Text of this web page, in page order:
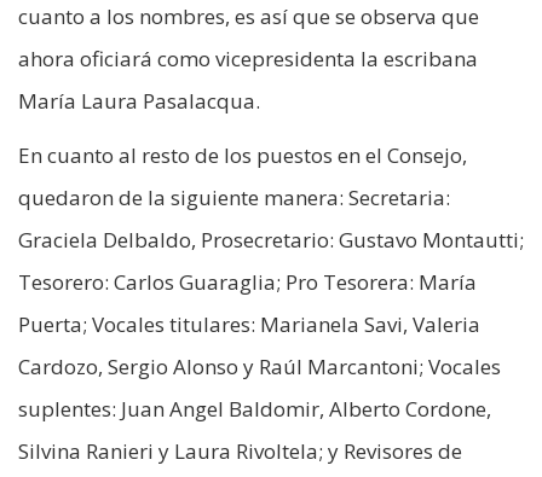
cuanto a los nombres, es así que se observa que
ahora oficiará como vicepresidenta la escribana
María Laura Pasalacqua.
En cuanto al resto de los puestos en el Consejo,
quedaron de la siguiente manera: Secretaria:
Graciela Delbaldo, Prosecretario: Gustavo Montautti;
Tesorero: Carlos Guaraglia; Pro Tesorera: María
Puerta; Vocales titulares: Marianela Savi, Valeria
Cardozo, Sergio Alonso y Raúl Marcantoni; Vocales
suplentes: Juan Angel Baldomir, Alberto Cordone,
Silvina Ranieri y Laura Rivoltela; y Revisores de